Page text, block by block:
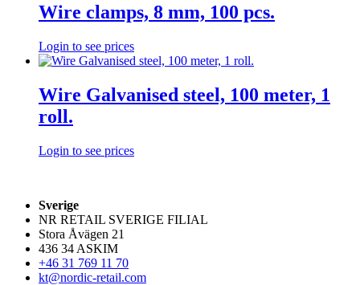
Wire clamps, 8 mm, 100 pcs.
Login to see prices
Wire Galvanised steel, 100 meter, 1
roll.
Login to see prices
Sverige
NR RETAIL SVERIGE FILIAL
Stora Åvägen 21
436 34 ASKIM
+46 31 769 11 70
kt@nordic-retail.com